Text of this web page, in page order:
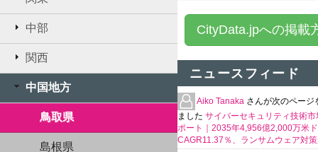
中部
関西
中国地方
鳥取県
島根県
CityData.jpへの掲載
ニュースフィード
Aiko Tanaka さんが次のページ
ました サイバーセキュリティ技術市
ポート｜2035年4,956億2,000万米
CAGR11.37％、ランサムウェア対